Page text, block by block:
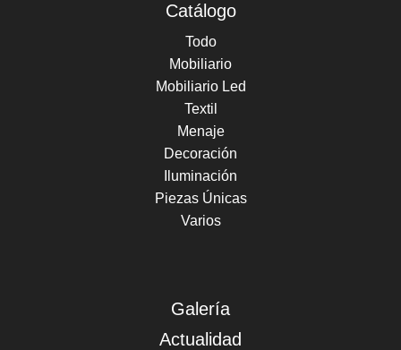
Catálogo
Todo
Mobiliario
Mobiliario Led
Textil
Menaje
Decoración
Iluminación
Piezas Únicas
Varios
Galería
Actualidad